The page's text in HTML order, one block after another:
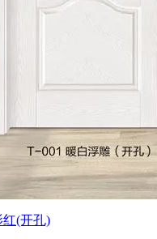
红(开孔)